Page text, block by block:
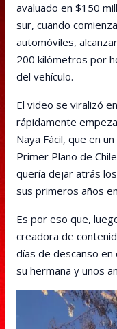
avaluado en $150
sur, cuando
automóviles,
200 kilómetros por
del vehículo.
El video se viralizó
rápidamente
Naya Fácil, que en
Primer Plano de
quería dejar atrás
sus primeros años
Es por eso que,
creadora de
días de descanso en
su hermana y unos